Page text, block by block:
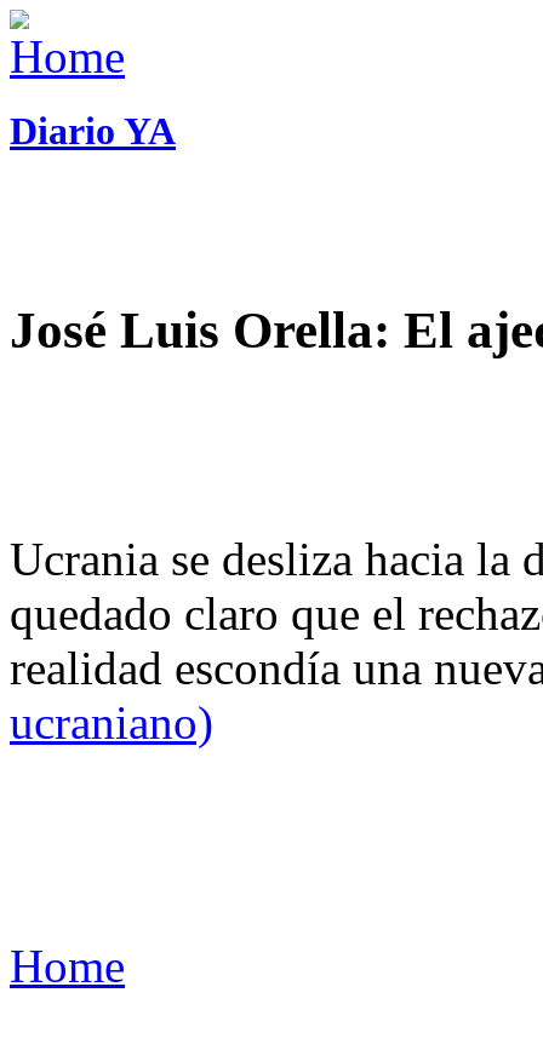
Diario YA
José Luis Orella: El
Ucrania se desliza hacia
quedado claro que el
realidad escondía una
ucraniano)
Home